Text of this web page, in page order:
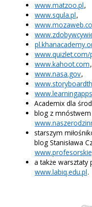
www.matzoo.pl,
www.squla.pl,
www.quizlet.com/
www.kahoot.com,
www.nasa.gov,
Academix dla
blog z mnóstwem
starszym
blog Stanisława
a także warsztaty
www.labiq.edu.pl.